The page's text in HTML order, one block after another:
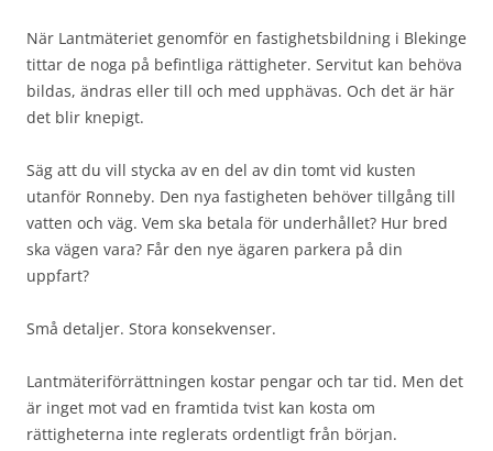
När Lantmäteriet genomför en fastighetsbildning i Blekinge
tittar de noga på befintliga rättigheter. Servitut kan behöva
bildas, ändras eller till och med upphävas. Och det är här
det blir knepigt.
Säg att du vill stycka av en del av din tomt vid kusten
utanför Ronneby. Den nya fastigheten behöver tillgång till
vatten och väg. Vem ska betala för underhållet? Hur bred
ska vägen vara? Får den nye ägaren parkera på din
uppfart?
Små detaljer. Stora konsekvenser.
Lantmäteriförrättningen kostar pengar och tar tid. Men det
är inget mot vad en framtida tvist kan kosta om
rättigheterna inte reglerats ordentligt från början.